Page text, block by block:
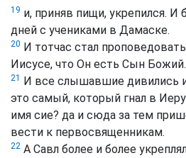
19 и, приняв пищи, укрепился. И
дней с учениками в Дамаске.
20 И тотчас стал
Иисусе, что Он есть Сын Божий.
21 И все слышавшие дивились и
это самый, который гнал в
имя сие? да и сюда за тем
вести к первосвященникам.
22 А Савл более и более